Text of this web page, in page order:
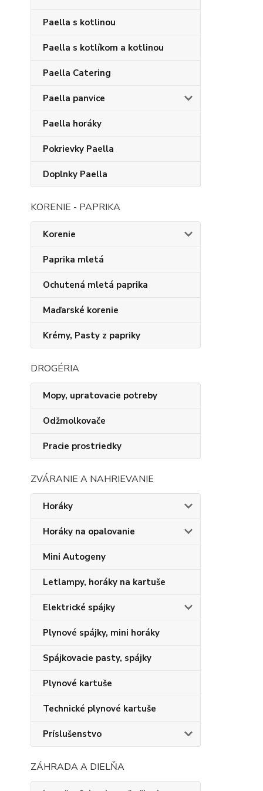
Paella s kotlinou
Paella s kotlíkom a kotlinou
Paella Catering
Paella panvice
Paella horáky
Pokrievky Paella
Doplnky Paella
KORENIE - PAPRIKA
Korenie
Paprika mletá
Ochutená mletá paprika
Maďarské korenie
Krémy, Pasty z papriky
DROGÉRIA
Mopy, upratovacie potreby
Odžmolkovače
Pracie prostriedky
ZVÁRANIE A NAHRIEVANIE
Horáky
Horáky na opalovanie
Mini Autogeny
Letlampy, horáky na kartuše
Elektrické spájky
Plynové spájky, mini horáky
Spájkovacie pasty, spájky
Plynové kartuše
Technické plynové kartuše
Príslušenstvo
ZÁHRADA A DIELŇA